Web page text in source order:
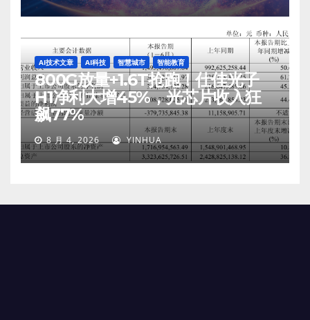
AI技术文章 AI科技 智慧城市 智能教育
800G放量+1.6T抢跑！仕佳光子
H1净利大增45%，光芯片收入狂
飙77%
8 月 4, 2026 YINHUA